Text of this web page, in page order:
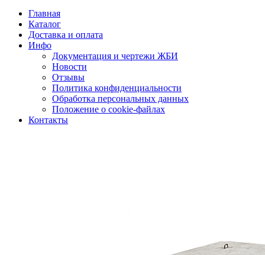
Главная
Каталог
Доставка и оплата
Инфо
Документация и чертежи ЖБИ
Новости
Отзывы
Политика конфиденциальности
Обработка персональных данных
Положение о cookie-файлах
Контакты